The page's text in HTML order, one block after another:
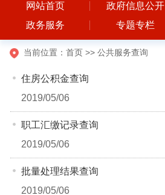
网站首页 政府信息公开
政务服务
专题专栏
当前位置： 首页>> 公共服务查询
住房公积金查询
2019/05/06
职工汇缴记录查询
2019/05/06
批量处理结果查询
2019/05/06